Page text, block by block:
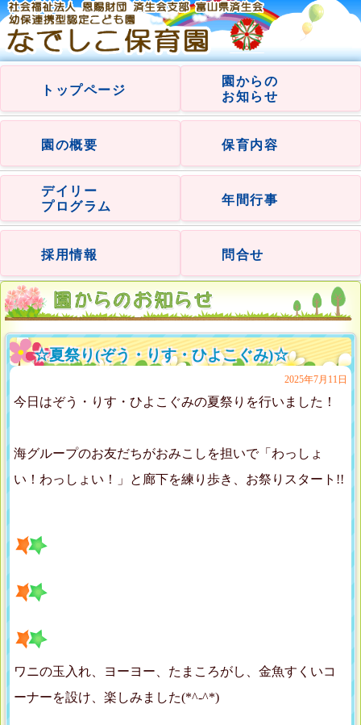
トップページ
園からの
お知らせ
園の概要 保育内容
デイリー
プログラム
年間行事
採用情報 問合せ
☆夏祭り(ぞう・りす・ひよこぐみ)☆
2025年7月11日
今日はぞう・りす・ひよこぐみの夏祭りを行いました！
海グループのお友だちがおみこしを担いで「わっしょ
い！わっしょい！」と廊下を練り歩き、お祭りスタート!!
ワニの玉入れ、ヨーヨー、たまころがし、金魚すくいコ
ーナーを設け、楽しみました(*^-^*)